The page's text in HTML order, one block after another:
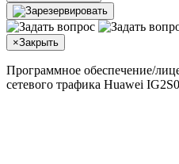
×Закрыть
Программное обеспечение/
сетевого трафика Huawei